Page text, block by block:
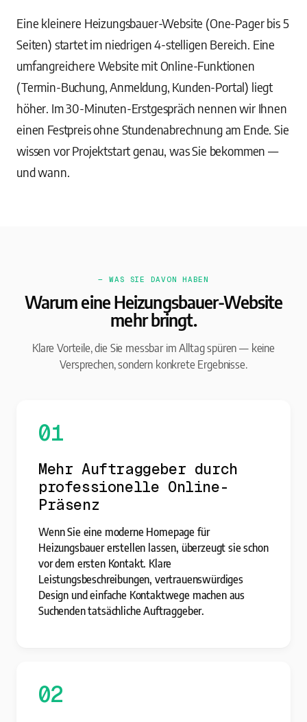
Eine kleinere Heizungsbauer-Website (One-Pager bis 5
Seiten) startet im niedrigen 4-stelligen Bereich. Eine
umfangreichere Website mit Online-Funktionen
(Termin-Buchung, Anmeldung, Kunden-Portal) liegt
höher. Im 30-Minuten-Erstgespräch nennen wir Ihnen
einen Festpreis ohne Stundenabrechnung am Ende. Sie
wissen vor Projektstart genau, was Sie bekommen —
und wann.
— WAS SIE DAVON HABEN
Warum eine Heizungsbauer-Website
mehr bringt.
Klare Vorteile, die Sie messbar im Alltag spüren — keine
Versprechen, sondern konkrete Ergebnisse.
01
Mehr Auftraggeber durch
professionelle Online-
Präsenz
Wenn Sie eine moderne Homepage für
Heizungsbauer erstellen lassen, überzeugt sie schon
vor dem ersten Kontakt. Klare
Leistungsbeschreibungen, vertrauenswürdiges
Design und einfache Kontaktwege machen aus
Suchenden tatsächliche Auftraggeber.
02